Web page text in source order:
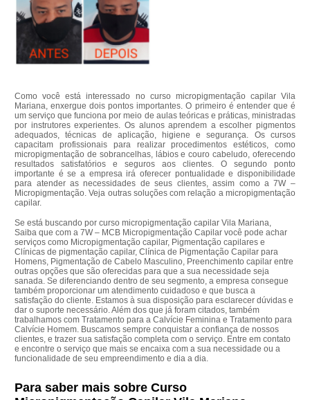
Como você está interessado no curso micropigmentação capilar Vila
Mariana, enxergue dois pontos importantes. O primeiro é entender que é
um serviço que funciona por meio de aulas teóricas e práticas, ministradas
por instrutores experientes. Os alunos aprendem a escolher pigmentos
adequados, técnicas de aplicação, higiene e segurança. Os cursos
capacitam profissionais para realizar procedimentos estéticos, como
micropigmentação de sobrancelhas, lábios e couro cabeludo, oferecendo
resultados satisfatórios e seguros aos clientes. O segundo ponto
importante é se a empresa irá oferecer pontualidade e disponibilidade
para atender as necessidades de seus clientes, assim como a 7W –
Micropigmentação. Veja outras soluções com relação a micropigmentação
capilar.
Se está buscando por curso micropigmentação capilar Vila Mariana,
Saiba que com a 7W – MCB Micropigmentação Capilar você pode achar
serviços como Micropigmentação capilar, Pigmentação capilares e
Clínicas de pigmentação capilar, Clínica de Pigmentação Capilar para
Homens, Pigmentação de Cabelo Masculino, Preenchimento capilar entre
outras opções que são oferecidas para que a sua necessidade seja
sanada. Se diferenciando dentro de seu segmento, a empresa consegue
também proporcionar um atendimento cuidadoso e que busca a
satisfação do cliente. Estamos à sua disposição para esclarecer dúvidas e
dar o suporte necessário. Além dos que já foram citados, também
trabalhamos com Tratamento para a Calvície Feminina e Tratamento para
Calvície Homem. Buscamos sempre conquistar a confiança de nossos
clientes, e trazer sua satisfação completa com o serviço. Entre em contato
e encontre o serviço que mais se encaixa com a sua necessidade ou a
funcionalidade de seu empreendimento e dia a dia.
Para saber mais sobre Curso